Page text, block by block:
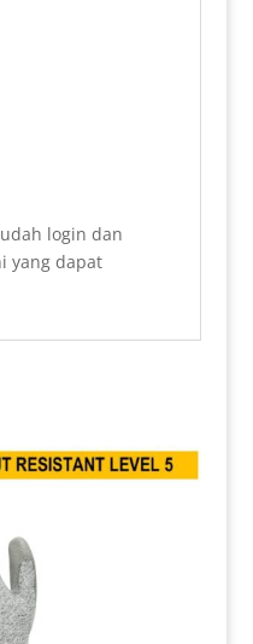
login dan
yang dapat